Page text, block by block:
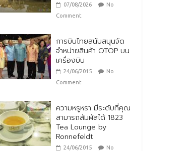
07/08/2026
No
Comment
07/08/2026
No
Comment
การบินไทยสนับสนุนจัด
จำหน่ายสินค้า OTOP บน
เครื่องบิน
24/06/2015
No
Comment
ความหรูหรา มีระดับที่คุณ
สามารถสัมผัสได้ 1823
Tea Lounge by
Ronnefeldt
24/06/2015
No